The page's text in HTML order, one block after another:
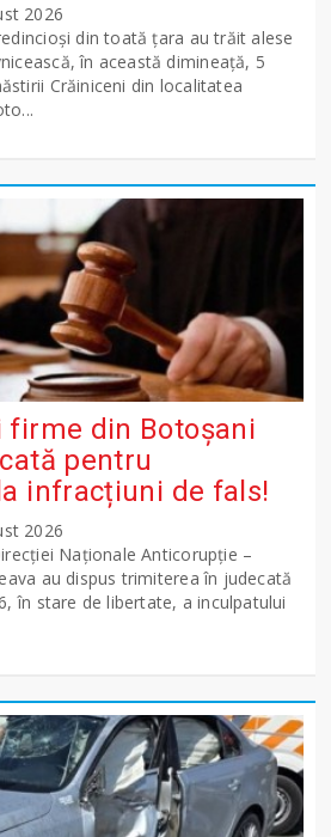
2026
din toată țara au trăit alese
în această dimineață, 5
Crăiniceni din localitatea
firme din Botoșani
pentru
infracțiuni de fals!
2026
Naționale Anticorupție –
au dispus trimiterea în judecată
în stare de libertate, a inculpatului